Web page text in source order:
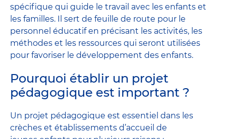
spécifique qui guide le travail avec les enfants et
les familles. Il sert de feuille de route pour le
personnel éducatif en précisant les activités, les
méthodes et les ressources qui seront utilisées
pour favoriser le développement des enfants.
Pourquoi établir un projet
pédagogique est important ?
Un projet pédagogique est essentiel dans les
crèches et établissements d’accueil de